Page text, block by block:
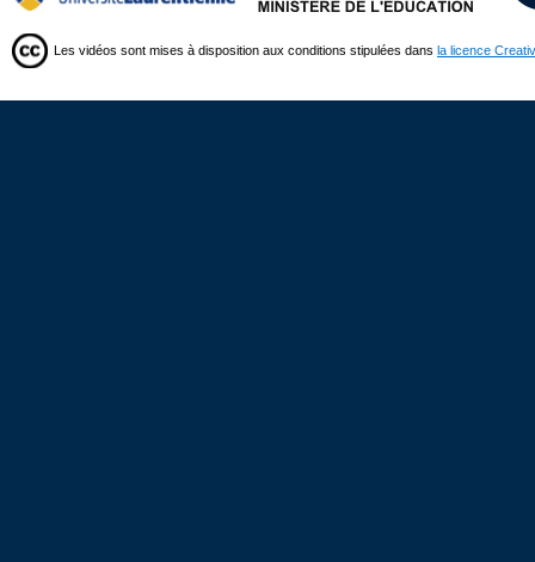
Les vidéos sont mises à disposition aux conditions stipulées dans la licence